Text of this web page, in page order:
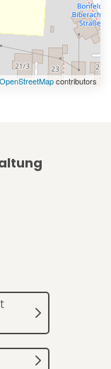
OpenStreetMapcontributors